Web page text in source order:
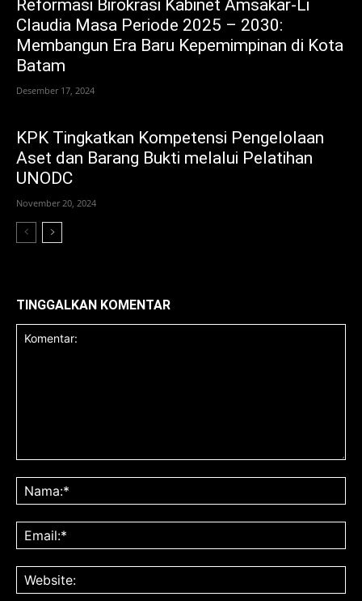
Reformasi Birokrasi Kabinet Amsakar-Li
Claudia Masa Periode 2025 – 2030:
Membangun Era Baru Kepemimpinan di Kota
Batam
Desember 17, 2024
KPK Tingkatkan Kompetensi Pengelolaan
Aset dan Barang Bukti melalui Pelatihan
UNODC
November 20, 2024
TINGGALKAN KOMENTAR